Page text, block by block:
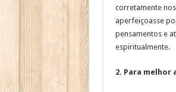
corretamente
aperfeiçoasse
pensamentos e
espiritualmente.
2. Para melhor